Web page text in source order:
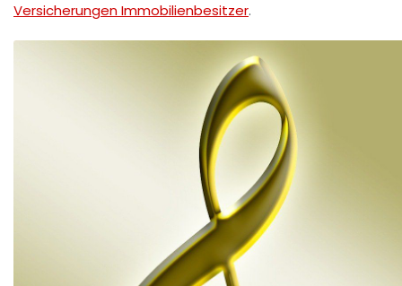
Versicherungen Immobilienbesitzer.